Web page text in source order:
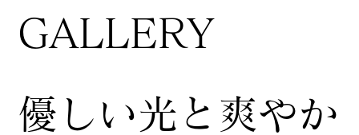
GALLERY
​優しい光と爽やか